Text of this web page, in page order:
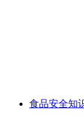
食品安全知